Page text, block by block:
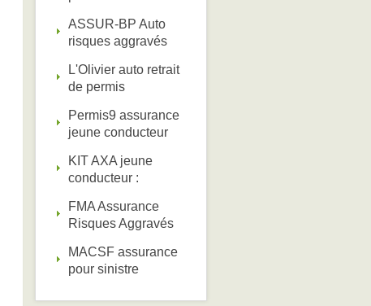
ASSUR-BP Auto
risques aggravés
L'Olivier auto retrait
de permis
Permis9 assurance
jeune conducteur
KIT AXA jeune
conducteur :
FMA Assurance
Risques Aggravés
MACSF assurance
pour sinistre